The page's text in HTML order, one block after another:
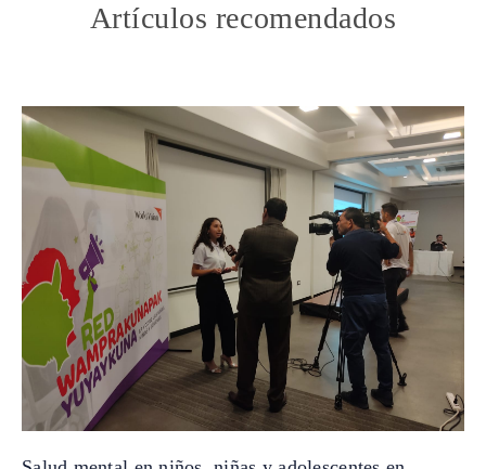
Artículos recomendados